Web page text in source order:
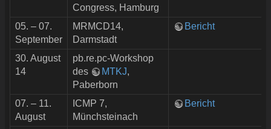
Congress, Hamburg
05. – 07.
September
MRMCD14,
Darmstadt
Bericht
30. August
14
pb.re.pc-Workshop
des
MTKJ,
Paberborn
07. – 11.
August
ICMP 7,
Münchsteinach
Bericht